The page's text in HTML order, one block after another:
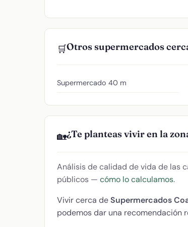
🛒Otros supermercados
Supermercado 40 m
🏡¿Te planteas vivir en la
Análisis de calidad de vida de las
públicos — cómo lo calculamos.
Vivir cerca deSupermercados
podemos dar una recomendación